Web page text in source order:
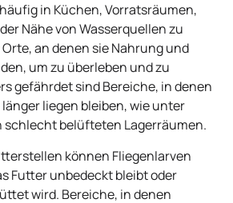
in Küchen, Vorratsräumen,
Nähe von Wasserquellen zu
an denen sie Nahrung und
um zu überleben und zu
gefährdet sind Bereiche, in denen
liegen bleiben, wie unter
schlecht belüfteten Lagerräumen.
können Fliegenlarven
Futter unbedeckt bleibt oder
wird. Bereiche, in denen